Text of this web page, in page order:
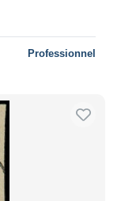
Professionnel